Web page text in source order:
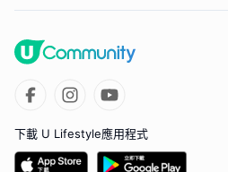
下載 U Lifestyle應用程式